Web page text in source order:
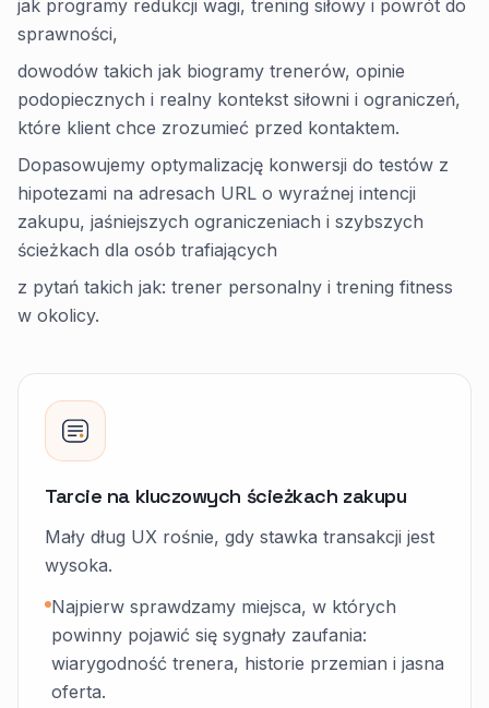
jak programy redukcji wagi, trening siłowy i powrót do
sprawności,
dowodów takich jak biogramy trenerów, opinie
podopiecznych i realny kontekst siłowni i ograniczeń,
które klient chce zrozumieć przed kontaktem.
Dopasowujemy optymalizację konwersji do testów z
hipotezami na adresach URL o wyraźnej intencji
zakupu, jaśniejszych ograniczeniach i szybszych
ścieżkach dla osób trafiających
z pytań takich jak: trener personalny i trening fitness
w okolicy.
Tarcie na kluczowych ścieżkach zakupu
Mały dług UX rośnie, gdy stawka transakcji jest
wysoka.
Najpierw sprawdzamy miejsca, w których
powinny pojawić się sygnały zaufania:
wiarygodność trenera, historie przemian i jasna
oferta.